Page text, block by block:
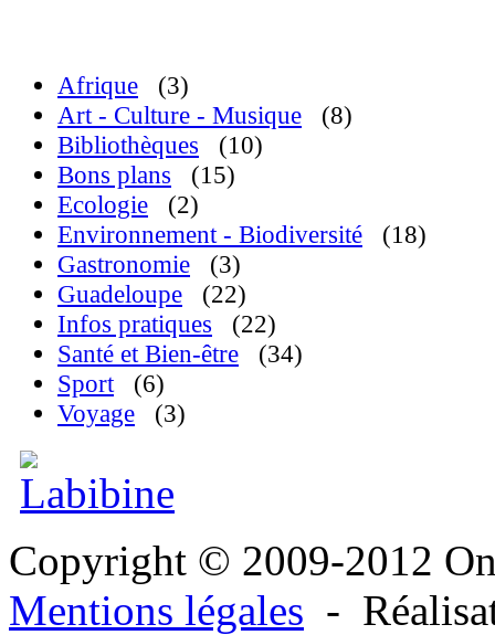
Afrique
(3)
Art - Culture - Musique
(8)
Bibliothèques
(10)
Bons plans
(15)
Ecologie
(2)
Environnement - Biodiversité
(18)
Gastronomie
(3)
Guadeloupe
(22)
Infos pratiques
(22)
Santé et Bien-être
(34)
Sport
(6)
Voyage
(3)
Copyright © 2009-2012
Mentions légales -